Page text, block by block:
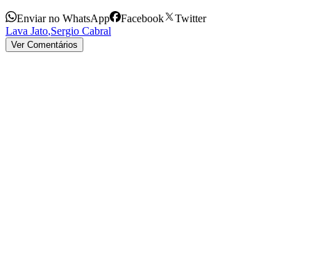
Enviar no WhatsApp Facebook
Twitter
Lava Jato,Sergio Cabral
Ver Comentários